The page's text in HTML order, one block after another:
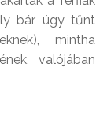
bár úgy tűnt
mintha
valójában